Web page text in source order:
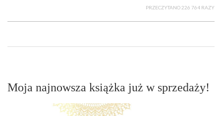
PRZECZYTANO 226 764 RAZY
Moja najnowsza książka już w sprzedaży!